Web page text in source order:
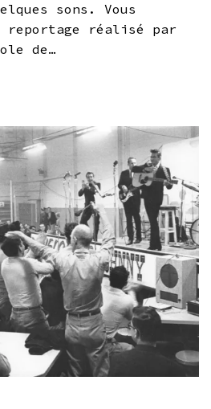
sons. Vous
reportage réalisé par
de…